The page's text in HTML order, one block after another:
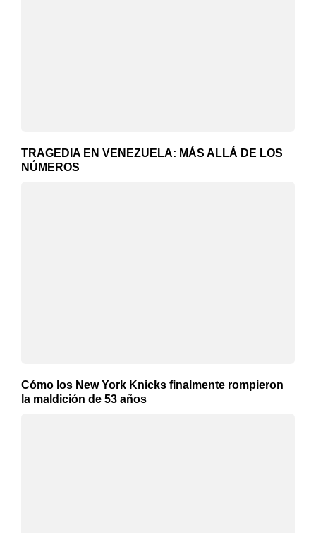
TRAGEDIA EN VENEZUELA: MÁS ALLÁ DE LOS
NÚMEROS
Cómo los New York Knicks finalmente rompieron
la maldición de 53 años